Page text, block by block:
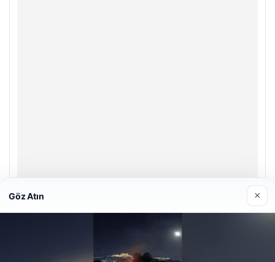
Enes Kaplan Avukatlık Bürosu
Göz Atın ×